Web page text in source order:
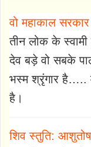
वो महाकाल
तीन लोक के
देव बड़े वो सबके
भस्म श्रृंगार है…..
है।
शिव स्तुति: